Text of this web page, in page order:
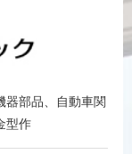
部品、
自動車関
型作